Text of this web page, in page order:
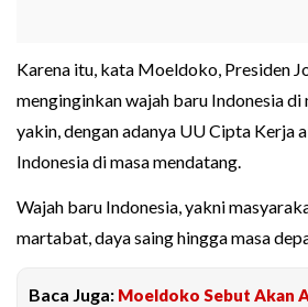
Karena itu, kata Moeldoko, Presiden
menginginkan wajah baru Indonesia di
yakin, dengan adanya UU Cipta Kerja
Indonesia di masa mendatang.
Wajah baru Indonesia, yakni
martabat, daya saing hingga masa
Baca Juga: Moeldoko Sebut Akan